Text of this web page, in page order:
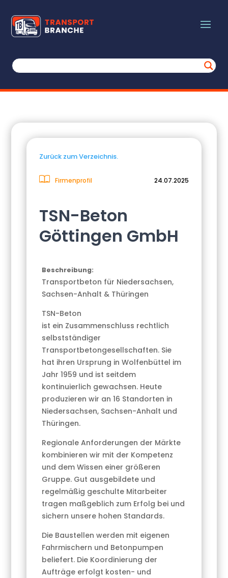
Zurück zum Verzeichnis.
Firmenprofil 24.07.2025
TSN-Beton
Göttingen GmbH
Beschreibung:
Transportbeton für Niedersachsen,
Sachsen-Anhalt & Thüringen
TSN-Beton
ist ein Zusammenschluss rechtlich
selbstständiger
Transportbetongesellschaften. Sie
hat ihren Ursprung in Wolfenbüttel im
Jahr 1959 und ist seitdem
kontinuierlich gewachsen. Heute
produzieren wir an 16 Standorten in
Niedersachsen, Sachsen-Anhalt und
Thüringen.
Regionale Anforderungen der Märkte
kombinieren wir mit der Kompetenz
und dem Wissen einer größeren
Gruppe. Gut ausgebildete und
regelmäßig geschulte Mitarbeiter
tragen maßgeblich zum Erfolg bei und
sichern unsere hohen Standards.
Die Baustellen werden mit eigenen
Fahrmischern und Betonpumpen
beliefert. Die Koordinierung der
Aufträge erfolgt kosten- und